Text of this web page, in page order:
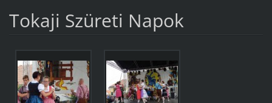
Tokaji Szüreti Napok